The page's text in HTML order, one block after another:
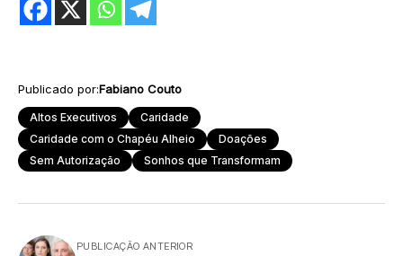
Publicado por:Fabiano Couto
Altos Executivos
Caridade
Caridade com o Chapéu Alheio
Doações
Sem Autorização
Sonhos que Transformam
PUBLICAÇÃO ANTERIOR